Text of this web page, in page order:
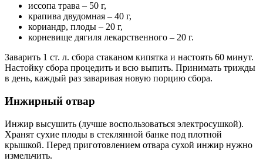
иссопа трава – 50 г,
крапива двудомная – 40 г,
кориандр, плоды – 20 г,
корневище дягиля лекарственного – 20 г.
Заварить 1 ст. л. сбора стаканом кипятка и настоять 60 минут.
Настойку сбора процедить и всю выпить. Принимать трижды
в день, каждый раз заваривая новую порцию сбора.
Инжирный отвар
Инжир высушить (лучше воспользоваться электросушкой).
Хранят сухие плоды в стеклянной банке под плотной
крышкой. Перед приготовлением отвара сухой инжир нужно
измельчить.